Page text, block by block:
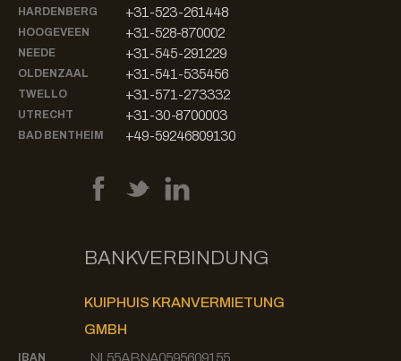
HARDENBERG +31-523-261448
HOOGEVEEN +31-528-870002
NEEDE +31-545-291229
OLDENZAAL +31-541-535456
TWELLO +31-571-273332
UTRECHT +31-30-8700003
BAD BENTHEIM +49-59246809130
BANKVERBINDUNG
KUIPHUIS KRANVERMIETUNG
GMBH
IBAN NL55ABNA0595609155